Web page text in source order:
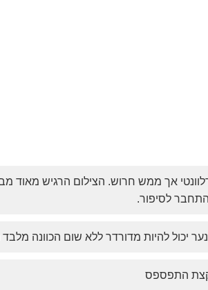
אך ממש חרוש. הצילום הרגיש מאוד
לסיפור.
יכול להיות מדורדר ללא שום הכוונה
קצת התפספס